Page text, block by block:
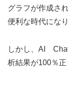
グラフが作成さ
便利な時代にな
しかし、AI
析結果が100％正